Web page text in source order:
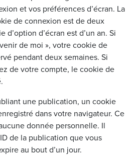
et vos préférences d’écran. La
de connexion est de deux
d’option d’écran est d’un an. Si
de moi », votre cookie de
pendant deux semaines. Si
de votre compte, le cookie de
une publication, un cookie
dans votre navigateur. Ce
donnée personnelle. Il
de la publication que vous
au bout d’un jour.